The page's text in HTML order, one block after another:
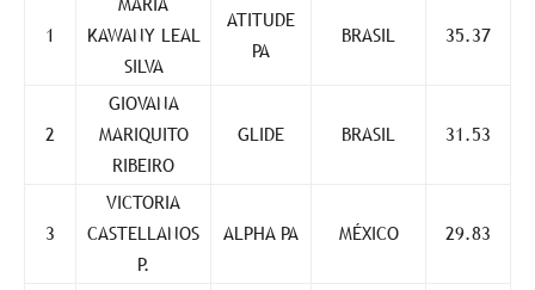
1
MARÍA
KAWANY LEAL
SILVA
ATITUDE
PA
BRASIL 35.37
2
GIOVANA
MARIQUITO
RIBEIRO
GLIDE BRASIL 31.53
3
VICTORIA
CASTELLANOS
P.
ALPHA PA MÉXICO 29.83